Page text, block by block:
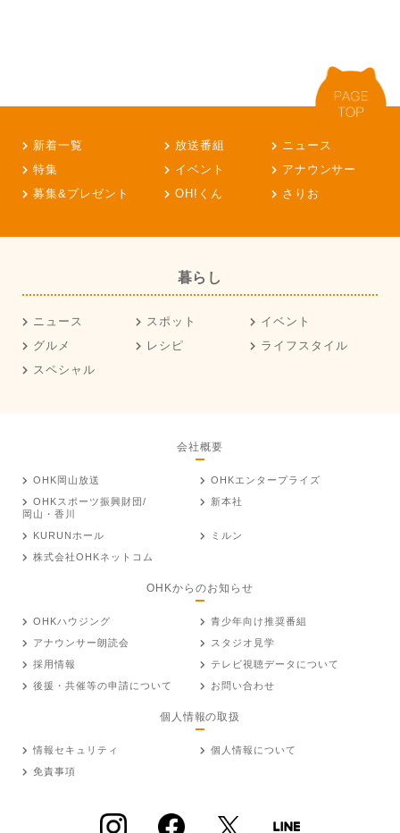
新着一覧 放送番組
ニュース
特集
イベント
アナウンサー
募集&プレゼント
OH!くん さりお
暮らし
ニュース スポット
イベント
グルメ
レシピ
ライフスタイル
スペシャル
会社概要
OHK岡山放送
OHKエンタープライズ
OHKスポーツ振興財団/
岡山・香川
新本社
KURUNホール
ミルン
株式会社OHKネットコム
OHKからのお知らせ
OHKハウジング
青少年向け推奨番組
アナウンサー朗読会
スタジオ見学
採用情報
テレビ視聴データについて
後援・共催等の申請について
お問い合わせ
個人情報の取扱
情報セキュリティ
個人情報について
免責事項